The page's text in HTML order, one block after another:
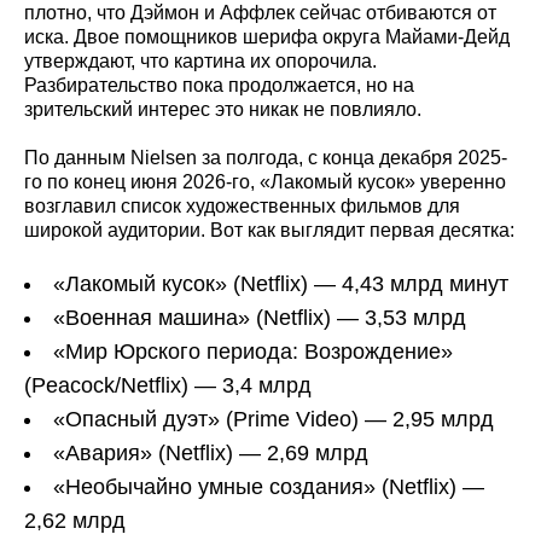
плотно, что Дэймон и Аффлек сейчас отбиваются от
иска. Двое помощников шерифа округа Майами-Дейд
утверждают, что картина их опорочила.
Разбирательство пока продолжается, но на
зрительский интерес это никак не повлияло.
По данным Nielsen за полгода, с конца декабря 2025-
го по конец июня 2026-го, «Лакомый кусок» уверенно
возглавил список художественных фильмов для
широкой аудитории. Вот как выглядит первая десятка:
«Лакомый кусок» (Netflix) — 4,43 млрд минут
«Военная машина» (Netflix) — 3,53 млрд
«Мир Юрского периода: Возрождение»
(Peacock/Netflix) — 3,4 млрд
«Опасный дуэт» (Prime Video) — 2,95 млрд
«Авария» (Netflix) — 2,69 млрд
«Необычайно умные создания» (Netflix) —
2,62 млрд